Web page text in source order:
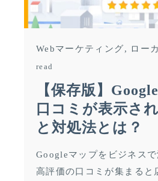
Webマーケティング ロー
read
【保存版】
口コミが表示さ
と対処法とは？
Googleマップをビジネスで
高評価の口コミが集まると